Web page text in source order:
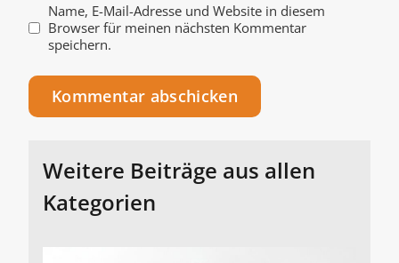
Name, E-Mail-Adresse und Website in diesem
Browser für meinen nächsten Kommentar
speichern.
Weitere Beiträge aus allen
Kategorien